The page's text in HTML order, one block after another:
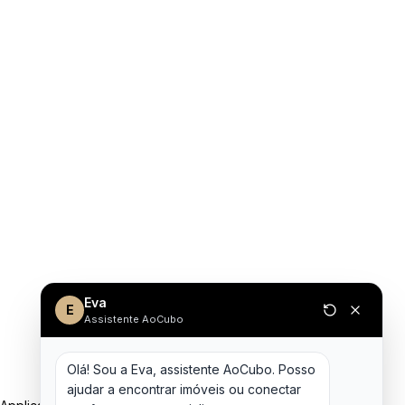
E Eva
Assistente AoCubo
Olá! Sou a Eva, assistente AoCubo. Posso
ajudar a encontrar imóveis ou conectar